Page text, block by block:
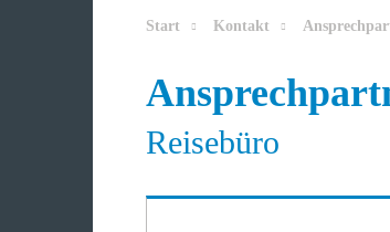
Start Kontakt
Reisebüro